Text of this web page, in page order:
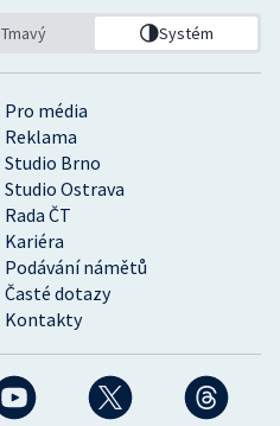
Pro média
Reklama
Studio Brno
Studio Ostrava
Rada ČT
Kariéra
Podávání námětů
Časté dotazy
Kontakty
Tmavý Systém